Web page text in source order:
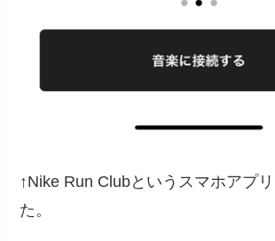
↑Nike Run Clubというスマホアプ
た。